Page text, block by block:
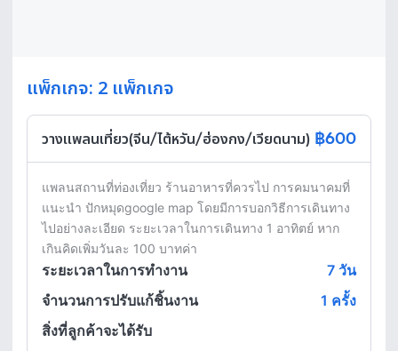
แพ็กเกจ: 2 แพ็กเกจ
วางแพลนเที่ยว(จีน/ไต้หวัน/ฮ่องกง/เวียดนาม) ฿600
แพลนสถานที่ท่องเที่ยว ร้านอาหารที่ควรไป การคมนาคมที่
แนะนำ ปักหมุดgoogle map โดยมีการบอกวิธีการเดินทาง
ไปอย่างละเอียด ระยะเวลาในการเดินทาง 1 อาทิตย์ หาก
เกินคิดเพิ่มวันละ 100 บาทค่า
ระยะเวลาในการทำงาน 7 วัน
จำนวนการปรับแก้ชิ้นงาน
1 ครั้ง
สิ่งที่ลูกค้าจะได้รับ